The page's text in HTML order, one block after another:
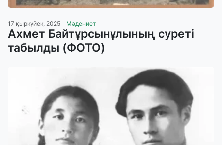
17 қыркүйек, 2025 Мәдениет
Ахмет Байтұрсынұлының суреті
табылды (ФОТО)